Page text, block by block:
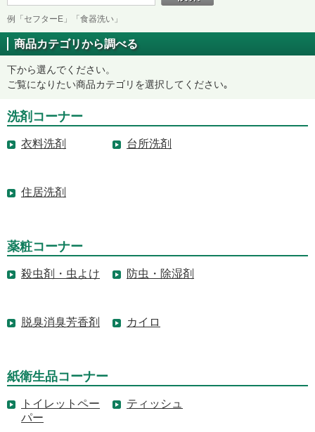
例「セフターE」「食器洗い」
商品カテゴリから調べる
下から選んでください。
ご覧になりたい商品カテゴリを選択してください｡
洗剤コーナー
衣料洗剤 台所洗剤
住居洗剤
薬粧コーナー
殺虫剤・虫よけ 防虫・除湿剤
脱臭消臭芳香剤 カイロ
紙衛生品コーナー
トイレットペー
パー
ティッシュ